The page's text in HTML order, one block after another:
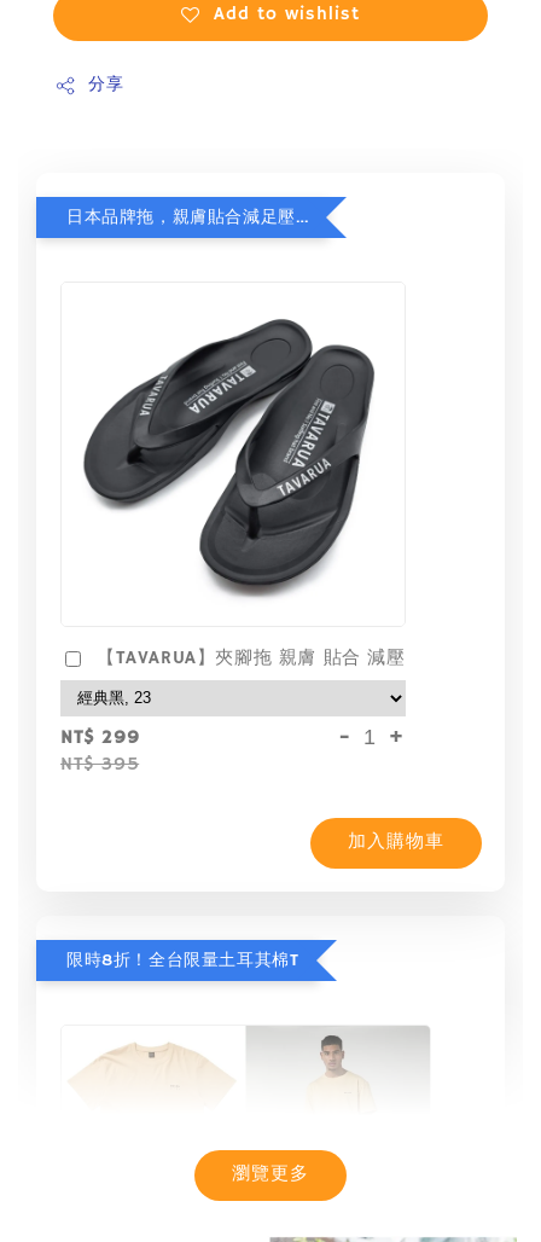
Add to wishlist
分享
日本品牌拖，親膚貼合減足壓，超值加購75折！
【TAVARUA】夾腳拖 親膚 貼合 減壓
NT$ 299
NT$ 395
- +
加入購物車
限時8折！全台限量土耳其棉T
瀏覽更多